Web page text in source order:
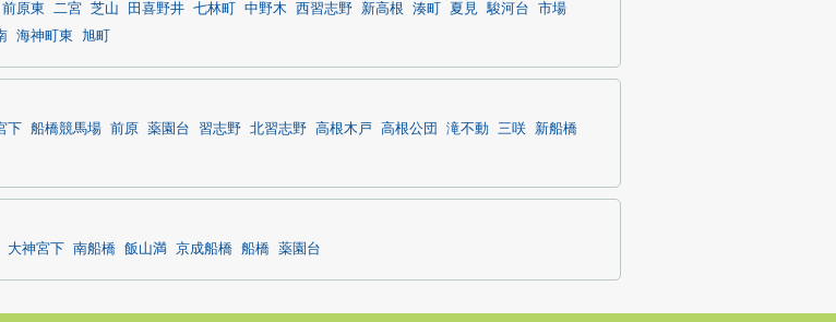
前原東 二宮 芝山 田喜野井 七林町 中野木 西習志野 新高根 湊町 夏見 駿河台
市場
海神町東 旭町
下 船橋競馬場 前原 薬園台 習志野 北習志野 高根木戸 高根公団 滝不動 三咲
新船橋
大神宮下 南船橋 飯山満 京成船橋 船橋 薬園台